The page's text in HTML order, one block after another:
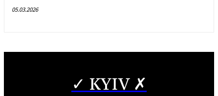
05.03.2026
✓ KYIV ✗